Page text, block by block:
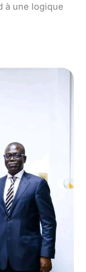
à une logique